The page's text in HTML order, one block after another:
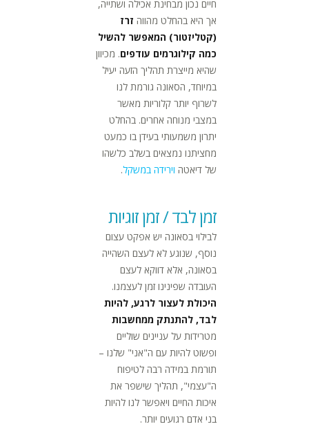
חיים נכון מבחינת אכילה ושתייה,
אך היא בהחלט מהווה זרז
(קטליזטור) המאפשר להשיל
כמה קילוגרמים עודפים. מכיוון
שהיא מייצרת תהליך הזעה יעיל
במיוחד, הסאונה גורמת לנו
לשרוף יותר קלוריות מאשר
במצבי מנוחה אחרים. בהחלט
יתרון משמעותי בעידן בו כמעט
מחציתנו נמצאים בשלב כלשהו
של דיאטה וירידה במשקל.
זמן לבד / זמן זוגיות
לבילוי בסאונה יש אפקט עצום
נוסף, שנוגע לא לעצם השהייה
בסאונה, אלא דווקא לעצם
העובדה שפינינו זמן לעצמנו.
היכולת לעצור לרגע, להיות
לבד, להתנתק ממחשבות
מטרידות על עניינים שוליים
ופשוט להיות עם ה"אני" שלנו –
תורמת במידה רבה לטיפוח
ה"עצמי", תהליך שישפר את
איכות החיים ויאפשר לנו להיות
בני אדם רגועים יותר.